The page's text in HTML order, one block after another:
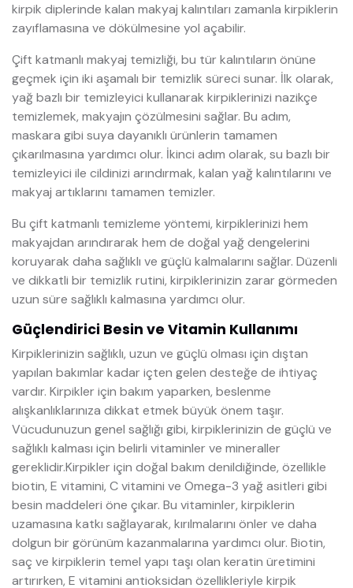
kirpik diplerinde kalan makyaj kalıntıları zamanla kirpiklerin
zayıflamasına ve dökülmesine yol açabilir.
Çift katmanlı makyaj temizliği, bu tür kalıntıların önüne
geçmek için iki aşamalı bir temizlik süreci sunar. İlk olarak,
yağ bazlı bir temizleyici kullanarak kirpiklerinizi nazikçe
temizlemek, makyajın çözülmesini sağlar. Bu adım,
maskara gibi suya dayanıklı ürünlerin tamamen
çıkarılmasına yardımcı olur. İkinci adım olarak, su bazlı bir
temizleyici ile cildinizi arındırmak, kalan yağ kalıntılarını ve
makyaj artıklarını tamamen temizler.
Bu çift katmanlı temizleme yöntemi, kirpiklerinizi hem
makyajdan arındırarak hem de doğal yağ dengelerini
koruyarak daha sağlıklı ve güçlü kalmalarını sağlar. Düzenli
ve dikkatli bir temizlik rutini, kirpiklerinizin zarar görmeden
uzun süre sağlıklı kalmasına yardımcı olur.
Güçlendirici Besin ve Vitamin Kullanımı
Kirpiklerinizin sağlıklı, uzun ve güçlü olması için dıştan
yapılan bakımlar kadar içten gelen desteğe de ihtiyaç
vardır. Kirpikler için bakım yaparken, beslenme
alışkanlıklarınıza dikkat etmek büyük önem taşır.
Vücudunuzun genel sağlığı gibi, kirpiklerinizin de güçlü ve
sağlıklı kalması için belirli vitaminler ve mineraller
gereklidir.Kirpikler için doğal bakım denildiğinde, özellikle
biotin, E vitamini, C vitamini ve Omega-3 yağ asitleri gibi
besin maddeleri öne çıkar. Bu vitaminler, kirpiklerin
uzamasına katkı sağlayarak, kırılmalarını önler ve daha
dolgun bir görünüm kazanmalarına yardımcı olur. Biotin,
saç ve kirpiklerin temel yapı taşı olan keratin üretimini
artırırken, E vitamini antioksidan özellikleriyle kirpik